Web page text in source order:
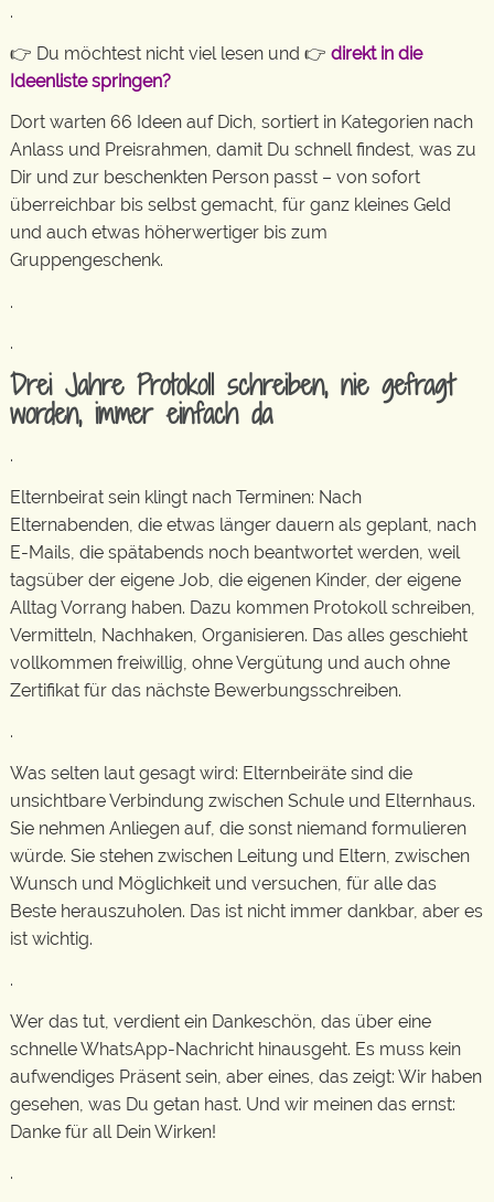
.
👉 Du möchtest nicht viel lesen und 👉 direkt in die
Ideenliste springen?
Dort warten 66 Ideen auf Dich, sortiert in Kategorien nach
Anlass und Preisrahmen, damit Du schnell findest, was zu
Dir und zur beschenkten Person passt – von sofort
überreichbar bis selbst gemacht, für ganz kleines Geld
und auch etwas höherwertiger bis zum
Gruppengeschenk.
.
.
Drei Jahre Protokoll schreiben, nie gefragt
worden, immer einfach da
.
Elternbeirat sein klingt nach Terminen: Nach
Elternabenden, die etwas länger dauern als geplant, nach
E-Mails, die spätabends noch beantwortet werden, weil
tagsüber der eigene Job, die eigenen Kinder, der eigene
Alltag Vorrang haben. Dazu kommen Protokoll schreiben,
Vermitteln, Nachhaken, Organisieren. Das alles geschieht
vollkommen freiwillig, ohne Vergütung und auch ohne
Zertifikat für das nächste Bewerbungsschreiben.
.
Was selten laut gesagt wird: Elternbeiräte sind die
unsichtbare Verbindung zwischen Schule und Elternhaus.
Sie nehmen Anliegen auf, die sonst niemand formulieren
würde. Sie stehen zwischen Leitung und Eltern, zwischen
Wunsch und Möglichkeit und versuchen, für alle das
Beste herauszuholen. Das ist nicht immer dankbar, aber es
ist wichtig.
.
Wer das tut, verdient ein Dankeschön, das über eine
schnelle WhatsApp-Nachricht hinausgeht. Es muss kein
aufwendiges Präsent sein, aber eines, das zeigt: Wir haben
gesehen, was Du getan hast. Und wir meinen das ernst:
Danke für all Dein Wirken!
.